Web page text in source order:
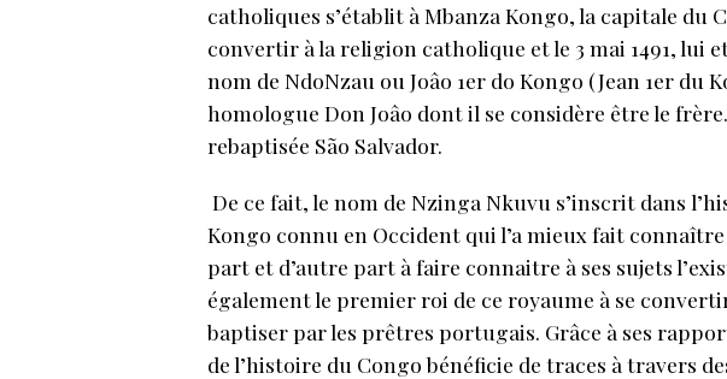
catholiques s’établit à Mbanza Kongo, la capitale du
convertir à la religion catholique et le 3 mai 1491, lui
nom de NdoNzau ou Joâo 1er do Kongo (Jean 1er du
homologue Don Joâo dont il se considère être le
rebaptisée São Salvador.
De ce fait, le nom de Nzinga Nkuvu s’inscrit dans
Kongo connu en Occident qui l’a mieux fait
part et d’autre part à faire connaitre à ses sujets
également le premier roi de ce royaume à se
baptiser par les prêtres portugais. Grâce à ses
de l’histoire du Congo bénéficie de traces à travers